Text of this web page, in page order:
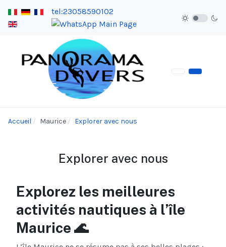
tel:23058590102
Accueil Maurice Explorer avec nous
Explorer avec nous
Explorez les meilleures
activités nautiques à l’île
Maurice 🌊